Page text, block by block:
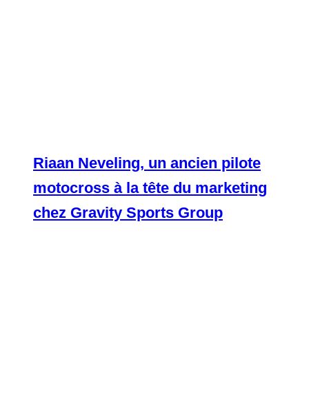
Riaan Neveling, un ancien pilote
motocross à la tête du marketing
chez Gravity Sports Group